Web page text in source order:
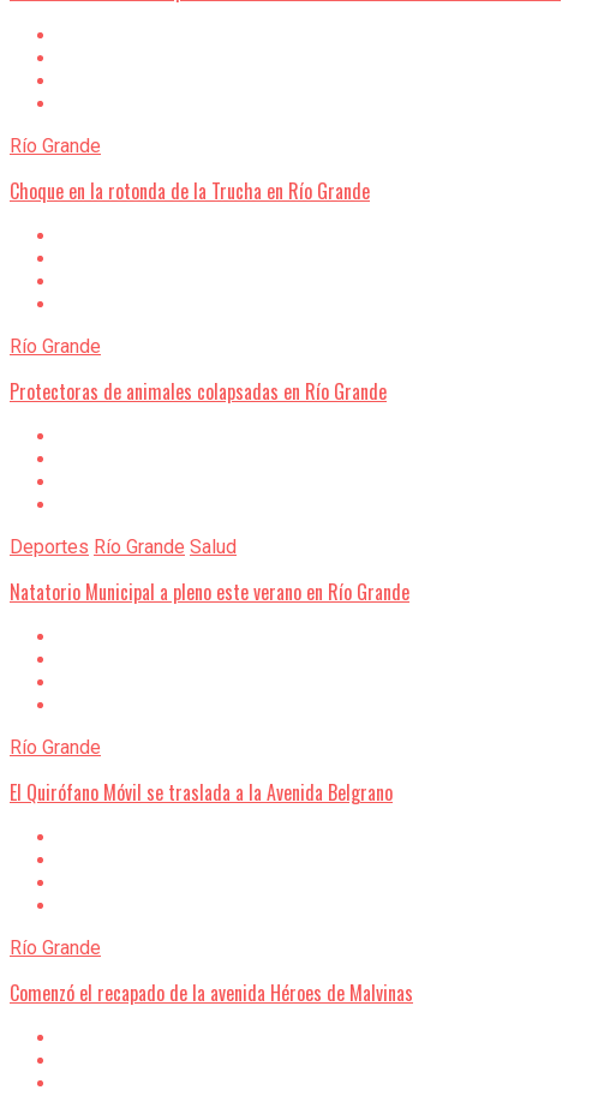
Río Grande
Choque en la rotonda de la Trucha en Río Grande
Río Grande
Protectoras de animales colapsadas en Río Grande
Deportes Río Grande Salud
Natatorio Municipal a pleno este verano en Río Grande
Río Grande
El Quirófano Móvil se traslada a la Avenida Belgrano
Río Grande
Comenzó el recapado de la avenida Héroes de Malvinas